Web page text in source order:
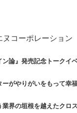
コーポレーション
論』発売記念トークイ
ーがやりがいをもって幸
界の垣根を越えたクロ